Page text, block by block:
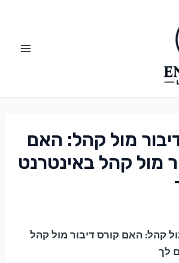
מול קהל: האם
מול קהל באינטרנט
קהל: האם קורס דיבור מול קהל
לך